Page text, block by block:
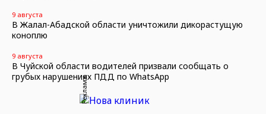
9 августа
В Жалал-Абадской области уничтожили дикорастущую
коноплю
9 августа
В Чуйской области водителей призвали сообщать о
грубых нарушениях ПДД по WhatsApp
Реклама